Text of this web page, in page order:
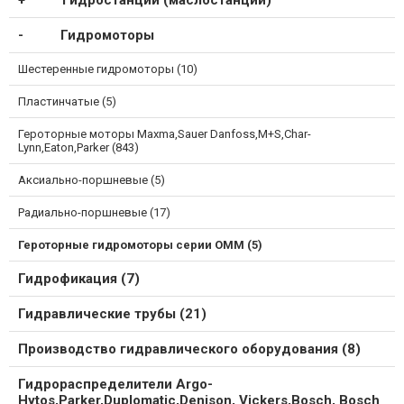
Гидромоторы
Шестеренные гидромоторы (10)
Пластинчатые (5)
Героторные моторы Maxma,Sauer Danfoss,M+S,Char-
Lynn,Eaton,Parker (843)
Аксиально-поршневые (5)
Радиально-поршневые (17)
Героторные гидромоторы серии ОММ (5)
Гидрофикация (7)
Гидравлические трубы (21)
Производство гидравлического оборудования (8)
Гидрораспределители Argo-
Hytos,Parker,Duplomatic,Denison, Vickers,Bosch, Bosch